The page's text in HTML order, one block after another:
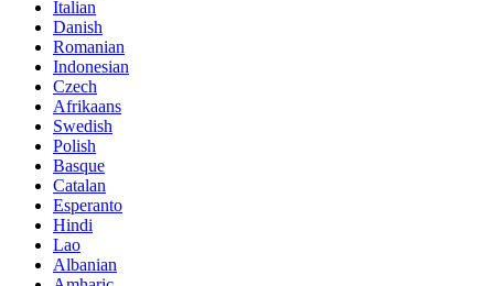
Italian
Danish
Romanian
Indonesian
Czech
Afrikaans
Swedish
Polish
Basque
Catalan
Esperanto
Hindi
Lao
Albanian